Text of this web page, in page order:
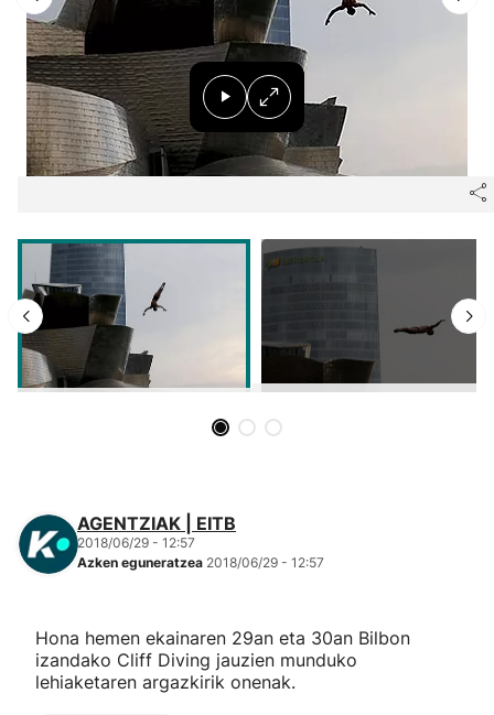
Herri-kirolak
Eskubaloia
Kirolak 360
Mendi-lasterketak
Kirol gehiago
"Helmuga"
AGENTZIAK | EITB
2018/06/29 - 12:57
Azken eguneratzea 2018/06/29 - 12:57
Hona hemen ekainaren 29an eta 30an Bilbon
izandako Cliff Diving jauzien munduko
lehiaketaren argazkirik onenak.